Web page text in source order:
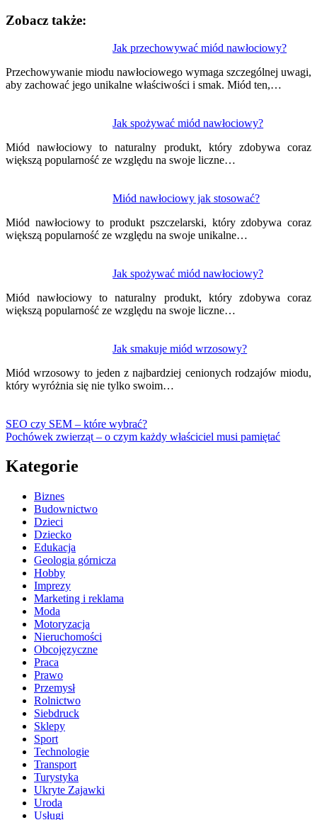
Zobacz także:
Jak przechowywać miód nawłociowy?
Przechowywanie miodu nawłociowego wymaga szczególnej uwagi,
aby zachować jego unikalne właściwości i smak. Miód ten,…
Jak spożywać miód nawłociowy?
Miód nawłociowy to naturalny produkt, który zdobywa coraz
większą popularność ze względu na swoje liczne…
Miód nawłociowy jak stosować?
Miód nawłociowy to produkt pszczelarski, który zdobywa coraz
większą popularność ze względu na swoje unikalne…
Jak spożywać miód nawłociowy?
Miód nawłociowy to naturalny produkt, który zdobywa coraz
większą popularność ze względu na swoje liczne…
Jak smakuje miód wrzosowy?
Miód wrzosowy to jeden z najbardziej cenionych rodzajów miodu,
który wyróżnia się nie tylko swoim…
wpisu
SEO czy SEM – które wybrać?
Pochówek zwierząt – o czym każdy właściciel musi pamiętać
Kategorie
Biznes
Budownictwo
Dzieci
Dziecko
Edukacja
Geologia górnicza
Hobby
Imprezy
Marketing i reklama
Moda
Motoryzacja
Nieruchomości
Obcojęzyczne
Praca
Prawo
Przemysł
Rolnictwo
Siebdruck
Sklepy
Sport
Technologie
Transport
Turystyka
Ukryte Zajawki
Uroda
Usługi